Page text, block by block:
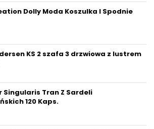
Dolly Moda Koszulka I Spodnie
KS 2 szafa 3 drzwiowa z lustrem
Singularis Tran Z Sardeli
120 Kaps.